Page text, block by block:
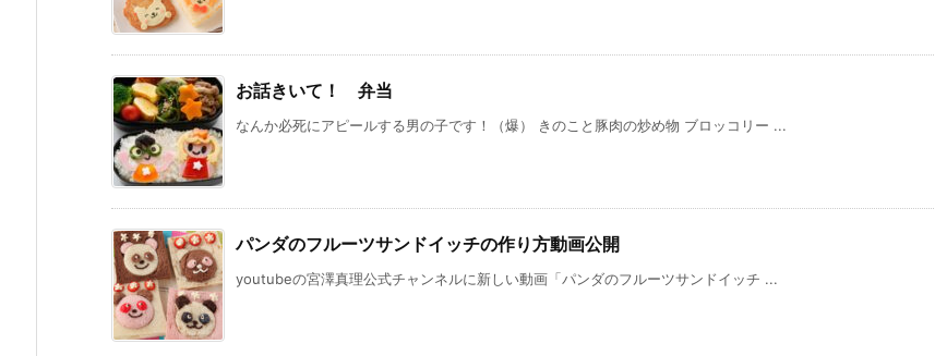
お話きいて！ 弁当
なんか必死にアピールする男の子です！（爆） きのこと豚肉の炒め物 ブロッコリー ...
パンダのフルーツサンドイッチの作り方動画公開
youtubeの宮澤真理公式チャンネルに新しい動画「パンダのフルーツサンドイッチ ...